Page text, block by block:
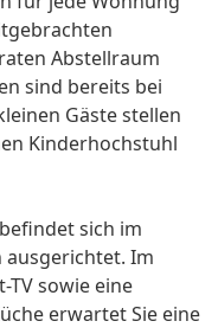
Abstellraum
sind bereits bei
Gäste stellen
Kinderhochstuhl
sich im
ausgerichtet. Im
TV sowie eine
erwartet Sie eine